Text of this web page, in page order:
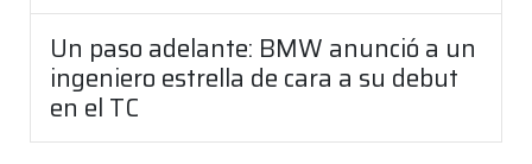
Un paso adelante: BMW anunció a un
ingeniero estrella de cara a su debut
en el TC